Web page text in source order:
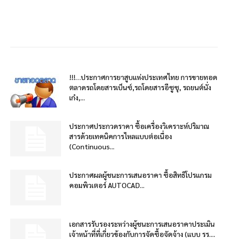
!!!…ประกาศการยาสูบแห่งประเทศไทย การขายทอด
ตลาดรถโดยสารเบ็นซ์,รถโดยสารอีซูซุ, รถยนต์นั่ง
เก๋ง,...
ประกาศประกวดราคา ซื้อเครื่องวิเคราะห์ปริมาณ
สารด้วยเทคนิคการไหลแบบต่อเนื่อง
(Continuous...
ประกาศผลผู้ชนะการเสนอราคา ซื้อสิทธิโปรแกรม
คอมพิวเตอร์ AUTOCAD...
เอกสารรับรองระหว่างผู้ชนะการเสนอราคาประเมิน
เจ้าหน้าที่ที่เกี่ยวข้องกับการจัดซื้อจัดจ้าง (แบบ รร....